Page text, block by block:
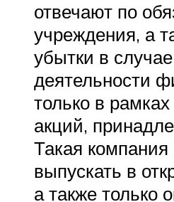
отвечают по
учреждения, а
убытки в
деятельности
только в
акций,
Такая
выпускать в
а также только